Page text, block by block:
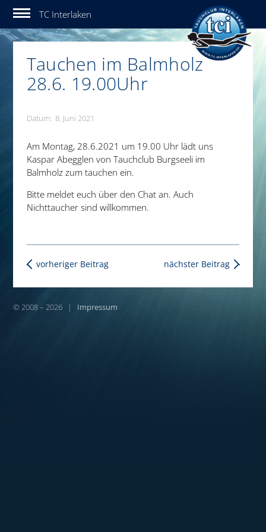
Tauchclub Interlaken
Tauchen im Balmholz
28.6. 19.00Uhr
Datum: 8. Juni 2021
Am Montag, 28.6.2021 um 19.00 Uhr lädt uns
Kaspar Abegglen von Tauchclub Burgseeli im
Balmholz zum tauchen ein.
Bitte meldet euch über den Chat an. Auch
Nichttaucher sind willkommen.
vorheriger Beitrag nächster Beitrag
© 2008 – 2026 | Impressum